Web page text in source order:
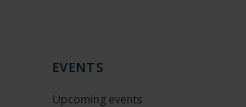
EVENTS
Upcoming events